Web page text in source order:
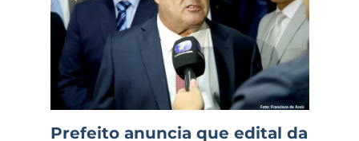
Prefeito anuncia que edital da